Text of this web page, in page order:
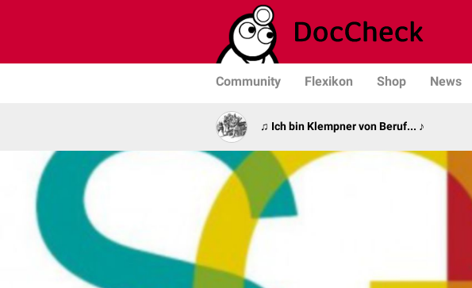
Community Flexikon Shop News
♫ Ich bin Klempner von Beruf... ♪